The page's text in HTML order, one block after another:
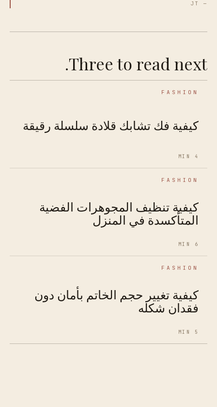
— JT
Three to read next.
FASHION
كيفية فك تشابك قلادة سلسلة رقيقة
4 MIN
FASHION
كيفية تنظيف المجوهرات الفضية
المتأكسدة في المنزل
6 MIN
FASHION
كيفية تغيير حجم الخاتم بأمان دون
فقدان شكله
5 MIN